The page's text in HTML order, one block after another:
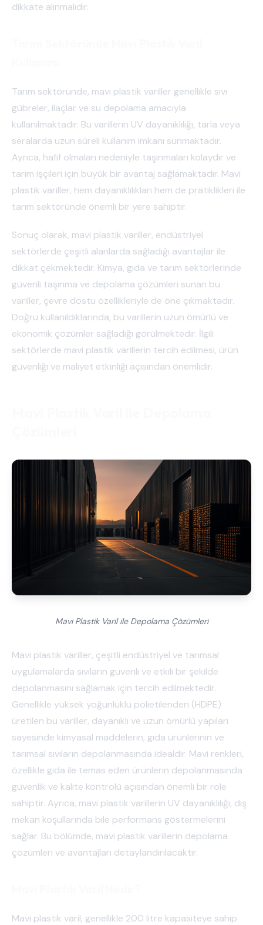
dikkate alınmalıdır.
Tarım sektöründe, mavi plastik variller genellikle sıvı
gübreler, ilaçlar ve su depolama amacıyla
kullanılmaktadır. Bu varillerin UV dayanıklılığı, tarla veya
seralarda uzun süreli kullanım imkanı sunmaktadır.
Ayrıca, hafif olmaları nedeniyle taşınmaları kolaydır ve
tarım işçileri için büyük bir avantaj sağlamaktadır. Mavi
plastik variller, hem dayanıklılıkları hem de pratiklikleri ile
tarım sektöründe önemli bir yere sahiptir.
Sonuç olarak, mavi plastik variller, endüstriyel
sektörlerde çeşitli alanlarda sağladığı avantajlar ile
dikkat çekmektedir. Kimya, gıda ve tarım sektörlerinde
güvenli taşınma ve depolama çözümleri sunan bu
variller, çevre dostu özellikleriyle de öne çıkmaktadır.
Doğru kullanıldıklarında, bu varillerin uzun ömürlü ve
ekonomik çözümler sağladığı görülmektedir. İlgili
sektörlerde mavi plastik varillerin tercih edilmesi, ürün
güvenliği ve maliyet etkinliği açısından önemlidir.
Mavi Plastik Varil ile Depolama Çözümleri
Mavi plastik variller, çeşitli endüstriyel ve tarımsal
uygulamalarda sıvıların güvenli ve etkili bir şekilde
depolanmasını sağlamak için tercih edilmektedir.
Genellikle yüksek yoğunluklu polietilenden (HDPE)
üretilen bu variller, dayanıklı ve uzun ömürlü yapıları
sayesinde kimyasal maddelerin, gıda ürünlerinin ve
tarımsal sıvıların depolanmasında idealdir. Mavi renkleri,
özellikle gıda ile temas eden ürünlerin depolanmasında
güvenlik ve kalite kontrolü açısından önemli bir role
sahiptir. Ayrıca, mavi plastik varillerin UV dayanıklılığı, dış
mekan koşullarında bile performans göstermelerini
sağlar. Bu bölümde, mavi plastik varillerin depolama
çözümleri ve avantajları detaylandırılacaktır.
Mavi plastik varil, genellikle 200 litre kapasiteye sahip